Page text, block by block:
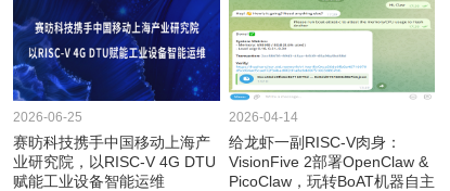
2026-06-25
赛昉科技携手中国移动上海产
业研究院，以RISC-V 4G DTU
赋能工业设备智能运维
2026-04-14
给龙虾一副RISC-V肉身：
VisionFive 2部署OpenClaw &
PicoClaw，玩转BoAT机器自主